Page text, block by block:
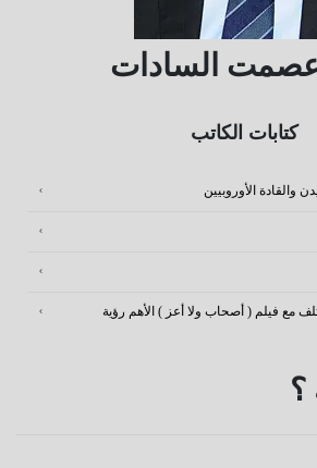
عصمت السادات
كتابات الكاتب
والقادة الأوروبيين
مع فيلم ( أصحاب ولا أعز ) الأهم رؤية
؟